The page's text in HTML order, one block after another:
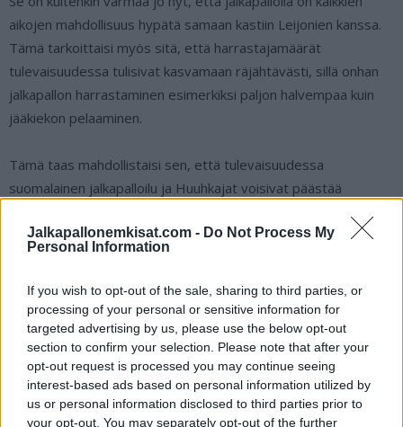
Jalkapallonemkisat.com - Do Not Process My
Personal Information
If you wish to opt-out of the sale, sharing to third parties, or
processing of your personal or sensitive information for
targeted advertising by us, please use the below opt-out
section to confirm your selection. Please note that after your
opt-out request is processed you may continue seeing
interest-based ads based on personal information utilized by
us or personal information disclosed to third parties prior to
your opt-out. You may separately opt-out of the further
aikojen mahdollisuus hypätä samaan kastiin Leijonien kanssa.
Tämä tarkoittaisi myös sitä, että harrastajamäärät
tulevaisuudessa tulisivat kasvamaan räjähtävästi, sillä onhan
jalkapallon harrastaminen esimerkiksi paljon halvempaa kuin
jääkiekon pelaaminen.
Tämä taas mahdollistaisi sen, että tulevaisuudessa
suomalainen jalkapalloilu ja Huuhkajat voisivat päästää
kaltaisista tähtinimistä. Tämän jälkeen positiivinen kierre
oikeaan suuntaan.
Sitä ennen on kuitenkin valtavasti työtä edessä. Suomen
maajoukkueen taustavaikuttajien on ensimmäiseksi mietittävä
strategia, jolla EM-kisoja ja Huuhkajia lähdetään
mainostamaan kansalle. Mikä on se avain, joka kääntää
jääkiekkokansan päät?